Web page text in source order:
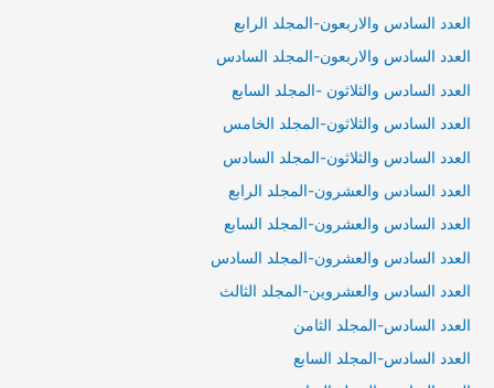
العدد السادس والاربعون-المجلد الرابع
العدد السادس والاربعون-المجلد السادس
العدد السادس والثلاثون -المجلد السابع
العدد السادس والثلاثون-المجلد الخامس
العدد السادس والثلاثون-المجلد السادس
العدد السادس والعشرون-المجلد الرابع
العدد السادس والعشرون-المجلد السابع
العدد السادس والعشرون-المجلد السادس
العدد السادس والعشروين-المجلد الثالث
العدد السادس-المجلد الثامن
العدد السادس-المجلد السابع